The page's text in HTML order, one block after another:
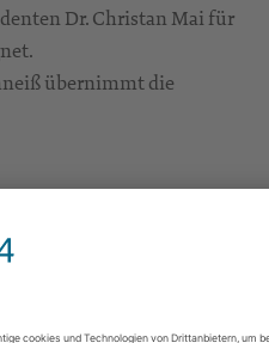
Dr. Christan Mai für
übernimmt die